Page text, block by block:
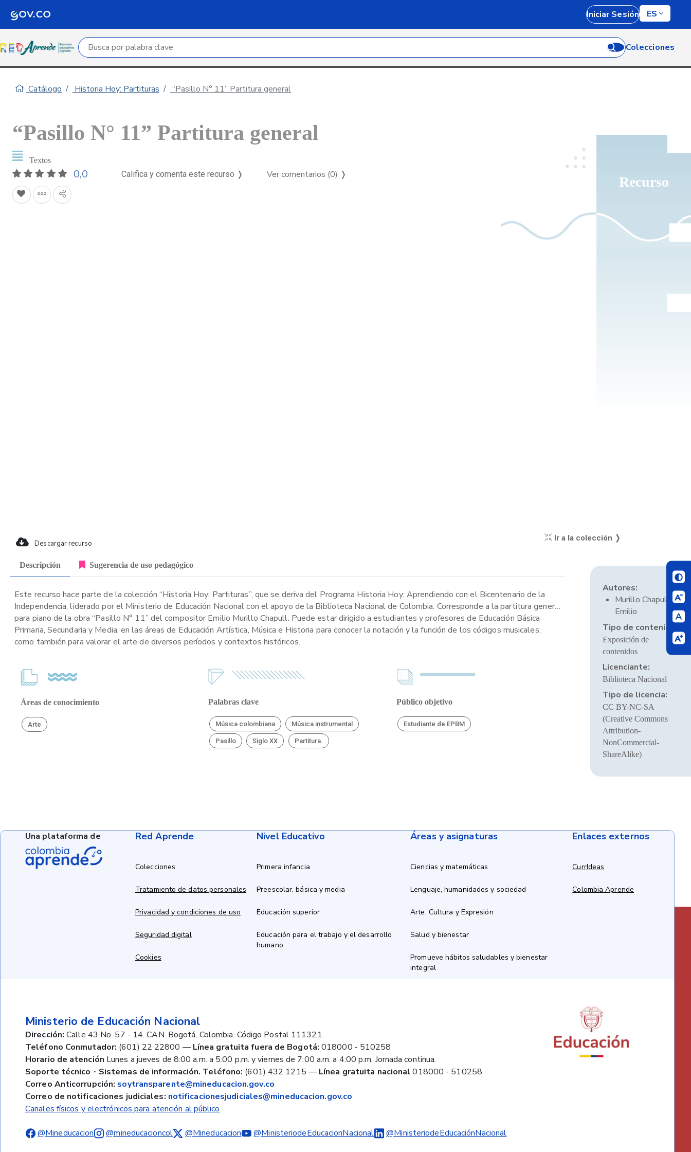
Iniciar Sesión ES
Campo de búsqueda por palabra clave Colecciones
Catálogo Historia Hoy: Partituras “Pasillo N° 11” Partitura general
Recurso
“Pasillo N° 11” Partitura general
Textos
0,0 Califica y comenta este recurso ❭ Ver comentarios (0) ❭
Descargar recurso
Ir a la colección ❭
Descripción Sugerencia de uso pedagógico
Este recurso hace parte de la colección “Historia Hoy: Partituras”, que se deriva del Programa Historia Hoy: Aprendiendo con el Bicentenario de la
Independencia, liderado por el Ministerio de Educación Nacional con el apoyo de la Biblioteca Nacional de Colombia. Corresponde a la partitura general
para piano de la obra “Pasillo N° 11” del compositor Emilio Murillo Chapull. Puede estar dirigido a estudiantes y profesores de Educación Básica
Primaria, Secundaria y Media, en las áreas de Educación Artística, Música e Historia para conocer la notación y la función de los códigos musicales,
como también para valorar el arte de diversos períodos y contextos históricos.
Áreas de conocimiento
Arte
Palabras clave
Música colombiana Música instrumental
Pasillo Siglo XX Partitura.
Público objetivo
Estudiante de EPBM
Autores:
Murillo Chapull,
Emilio
Tipo de contenido:
Exposición de
contenidos
Licenciante:
Biblioteca Nacional
Tipo de licencia:
CC BY-NC-SA
(Creative Commons
Attribution-
NonCommercial-
ShareAlike)
Red Aprende
Colecciones
Tratamiento de datos personales
Privacidad y condiciones de uso
Seguridad digital
Cookies
Nivel Educativo
Primera infancia
Preescolar, básica y media
Educación superior
Educación para el trabajo y el desarrollo
humano
Áreas y asignaturas
Ciencias y matemáticas
Lenguaje, humanidades y sociedad
Arte, Cultura y Expresión
Salud y bienestar
Promueve hábitos saludables y bienestar
integral
Enlaces externos
CurrIdeas
Colombia Aprende
Ministerio de Educación Nacional
Dirección: Calle 43 No. 57 - 14. CAN. Bogotá, Colombia. Código Postal 111321.
Teléfono Conmutador: (601) 22 22800 — Línea gratuita fuera de Bogotá: 018000 - 510258
Horario de atención Lunes a jueves de 8:00 a.m. a 5:00 p.m. y viernes de 7:00 a.m. a 4:00 p.m. Jornada continua.
Soporte técnico - Sistemas de información. Teléfono: (601) 432 1215 — Línea gratuita nacional 018000 - 510258
Correo Anticorrupción: soytransparente@mineducacion.gov.co
Correo de notificaciones judiciales: notificacionesjudiciales@mineducacion.gov.co
Canales físicos y electrónicos para atención al público
@Mineducacion @mineducacioncol @Mineducacion @MinisteriodeEducacionNacional @MinisteriodeEducaciónNacional
Una plataforma de